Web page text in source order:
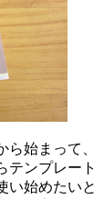
ら始まって、
テンプレート
い始めたいと